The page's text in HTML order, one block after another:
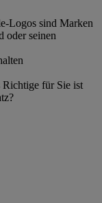
Logos sind Marken
oder seinen
Richtige für Sie ist